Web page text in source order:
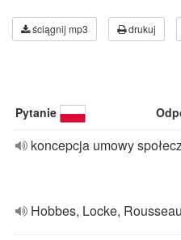
ściągnij mp3 drukuj
Pytanie
koncepcja umowy
Hobbes, Locke, Rousseau